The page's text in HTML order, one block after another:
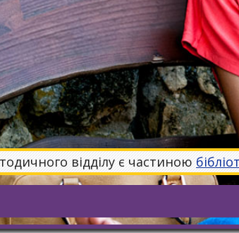
відділу є частиною